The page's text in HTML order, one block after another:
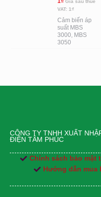
Giá sau thuế
VAT: 1₫
Cảm biến áp
suất MBS
3000, MBS
3050
CÔNG TY TNHH XUẤT
ĐIỆN TÂM PHÚC
Chính sách bảo mật
Hướng dẫn mua